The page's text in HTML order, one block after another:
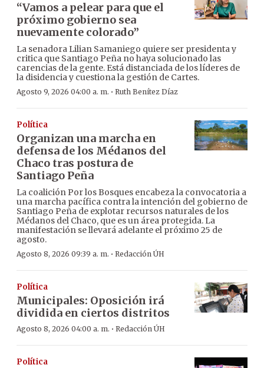
“Vamos a pelear para que el
próximo gobierno sea
nuevamente colorado”
La senadora Lilian Samaniego quiere ser presidenta y
critica que Santiago Peña no haya solucionado las
carencias de la gente. Está distanciada de los líderes de
la disidencia y cuestiona la gestión de Cartes.
Agosto 9, 2026 04:00 a. m. · Ruth Benítez Díaz
Política
Organizan una marcha en
defensa de los Médanos del
Chaco tras postura de
Santiago Peña
La coalición Por los Bosques encabeza la convocatoria a
una marcha pacífica contra la intención del gobierno de
Santiago Peña de explotar recursos naturales de los
Médanos del Chaco, que es un área protegida. La
manifestación se llevará adelante el próximo 25 de
agosto.
Agosto 8, 2026 09:39 a. m. · Redacción ÚH
Política
Municipales: Oposición irá
dividida en ciertos distritos
Agosto 8, 2026 04:00 a. m. · Redacción ÚH
Política